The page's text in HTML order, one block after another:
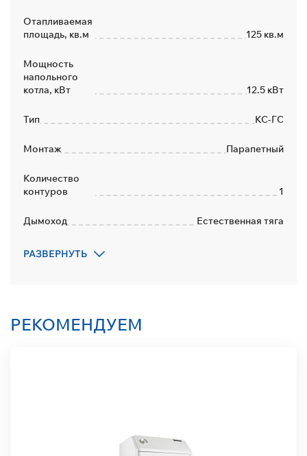
Отапливаемая
площадь, кв.м
125 кв.м
Мощность
напольного
котла, кВт
12.5 кВт
Тип КС-ГС
Монтаж Парапетный
Количество
контуров
1
Дымоход Естественная тяга
Переход на
РАЗВЕРНУТЬ
РЕКОМЕНДУЕМ